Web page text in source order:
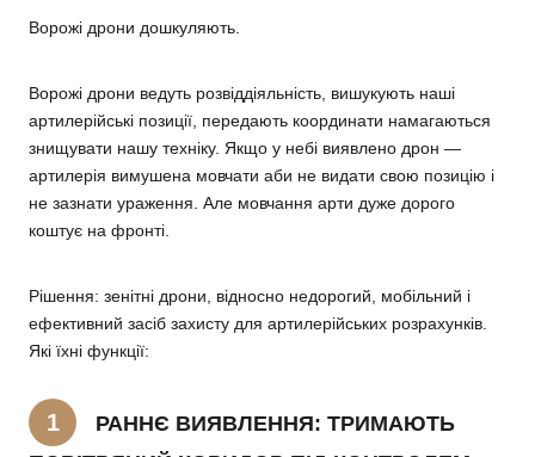
Ворожі дрони дошкуляють.
Ворожі дрони ведуть розвіддіяльність, вишукують наші
артилерійські позиції, передають координати намагаються
знищувати нашу техніку. Якщо у небі виявлено дрон —
артилерія вимушена мовчати аби не видати свою позицію і
не зазнати ураження. Але мовчання арти дуже дорого
коштує на фронті.
Рішення: зенітні дрони , відносно недорогий, мобільний і
ефективний засіб захисту для артилерійських розрахунків.
Які їхні функції:
РАННЄ ВИЯВЛЕННЯ: ТРИМАЮТЬ